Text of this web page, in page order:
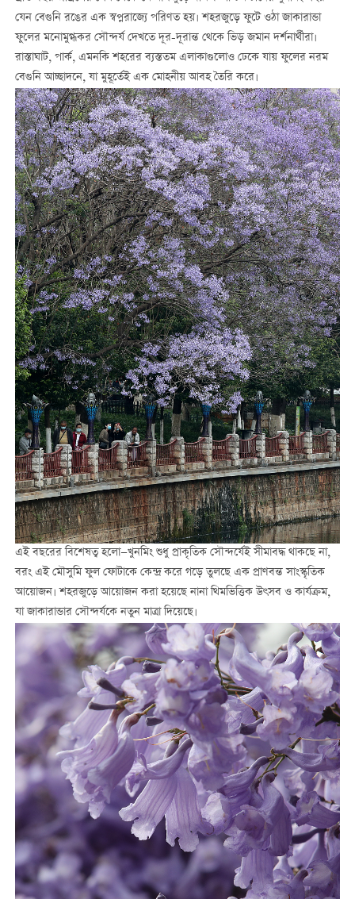
যেন বেগুনি রঙের এক স্বপ্নরাজ্যে পরিণত হয়। শহরজুড়ে ফুটে ওঠা জাকারান্ডা
ফুলের মনোমুগ্ধকর সৌন্দর্য দেখতে দূর-দূরান্ত থেকে ভিড় জমান দর্শনার্থীরা।
রাস্তাঘাট, পার্ক, এমনকি শহরের ব্যস্ততম এলাকাগুলোও ঢেকে যায় ফুলের নরম
বেগুনি আচ্ছাদনে, যা মুহূর্তেই এক মোহনীয় আবহ তৈরি করে।
এই বছরের বিশেষত্ব হলো—খুনমিং শুধু প্রাকৃতিক সৌন্দর্যেই সীমাবদ্ধ থাকছে না,
বরং এই মৌসুমি ফুল ফোটাকে কেন্দ্র করে গড়ে তুলছে এক প্রাণবন্ত সাংস্কৃতিক
আয়োজন। শহরজুড়ে আয়োজন করা হয়েছে নানা থিমভিত্তিক উৎসব ও কার্যক্রম,
যা জাকারান্ডার সৌন্দর্যকে নতুন মাত্রা দিয়েছে।